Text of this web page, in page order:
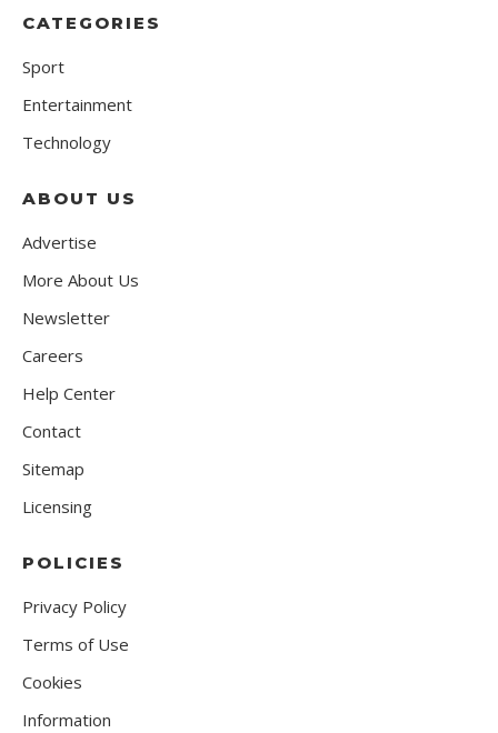
CATEGORIES
Sport
Entertainment
Technology
ABOUT US
Advertise
More About Us
Newsletter
Careers
Help Center
Contact
Sitemap
Licensing
POLICIES
Privacy Policy
Terms of Use
Cookies
Information